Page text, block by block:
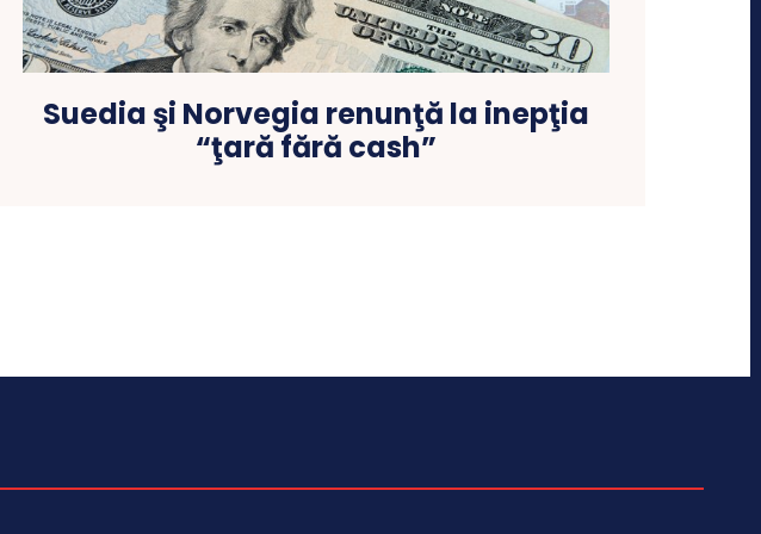
Suedia şi Norvegia renunţă la inepţia
“ţară fără cash”